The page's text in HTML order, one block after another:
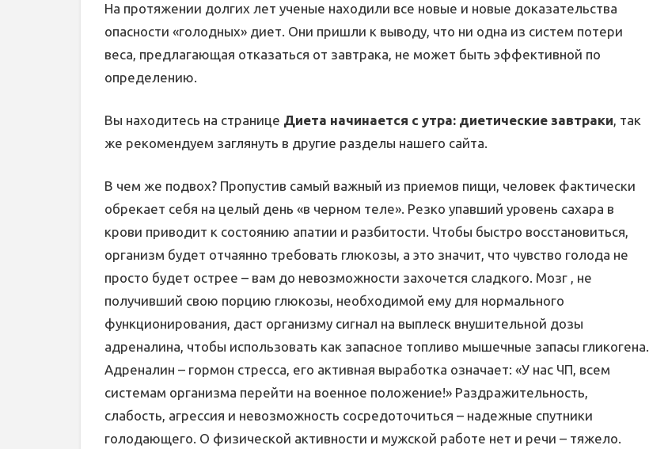
На протяжении долгих лет ученые находили все новые и новые доказательства
опасности «голодных» диет. Они пришли к выводу, что ни одна из систем потери
веса, предлагающая отказаться от завтрака, не может быть эффективной по
определению.
Вы находитесь на странице Диета начинается с утра: диетические завтраки, так
же рекомендуем заглянуть в другие разделы нашего сайта.
В чем же подвох? Пропустив самый важный из приемов пищи, человек фактически
обрекает себя на целый день «в черном теле». Резко упавший уровень сахара в
крови приводит к состоянию апатии и разбитости. Чтобы быстро восстановиться,
организм будет отчаянно требовать глюкозы, а это значит, что чувство голода не
просто будет острее – вам до невозможности захочется сладкого. Мозг , не
получивший свою порцию глюкозы, необходимой ему для нормального
функционирования, даст организму сигнал на выплеск внушительной дозы
адреналина, чтобы использовать как запасное топливо мышечные запасы гликогена.
Адреналин – гормон стресса, его активная выработка означает: «У нас ЧП, всем
системам организма перейти на военное положение!» Раздражительность,
слабость, агрессия и невозможность сосредоточиться – надежные спутники
голодающего. О физической активности и мужской работе нет и речи – тяжело.